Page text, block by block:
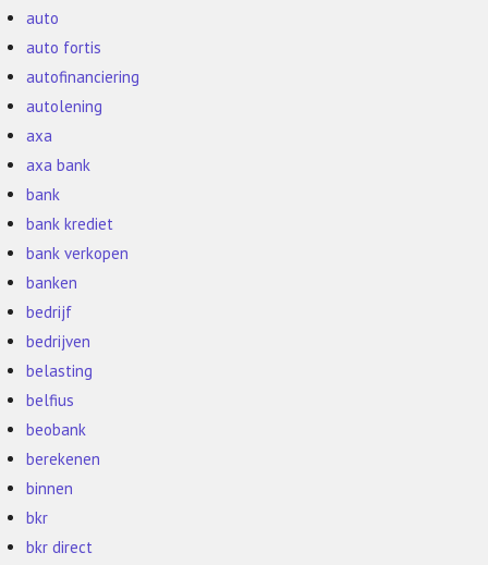
auto
auto fortis
autofinanciering
autolening
axa
axa bank
bank
bank krediet
bank verkopen
banken
bedrijf
bedrijven
belasting
belfius
beobank
berekenen
binnen
bkr
bkr direct